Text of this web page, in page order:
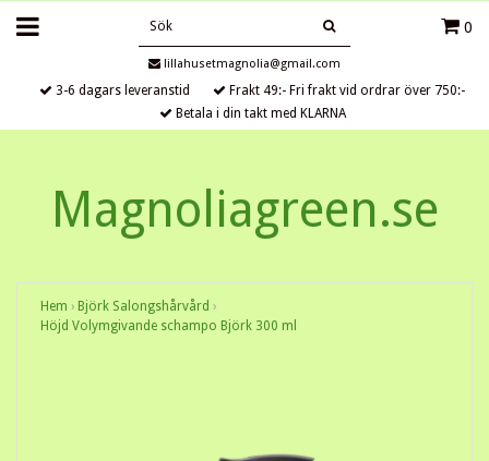
0
lillahusetmagnolia@gmail.com
3-6 dagars leveranstid
Frakt 49:- Fri frakt vid ordrar över 750:-
Betala i din takt med KLARNA
Magnoliagreen.se
Hem › Björk Salongshårvård ›
Höjd Volymgivande schampo Björk 300 ml